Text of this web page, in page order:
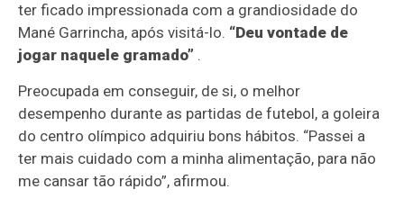
ter ficado impressionada com a grandiosidade do
Mané Garrincha, após visitá-lo. “Deu vontade de
jogar naquele gramado” .
Preocupada em conseguir, de si, o melhor
desempenho durante as partidas de futebol, a goleira
do centro olímpico adquiriu bons hábitos. “Passei a
ter mais cuidado com a minha alimentação, para não
me cansar tão rápido”, afirmou.